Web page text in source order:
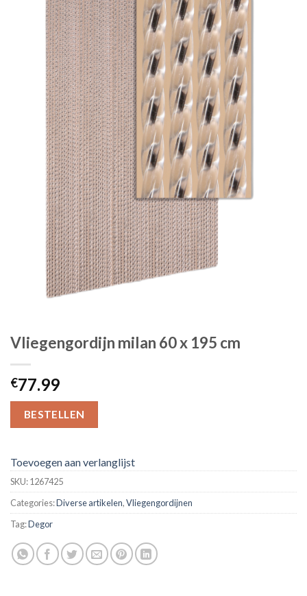
Vliegengordijn milan 60 x 195 cm
€77.99
BESTELLEN
Toevoegen aan verlanglijst
SKU:1267425
Categories:Diverse artikelen,Vliegengordijnen
Tag:Degor